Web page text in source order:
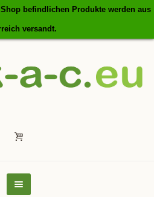
befindlichen Produkte werden aus
versandt.